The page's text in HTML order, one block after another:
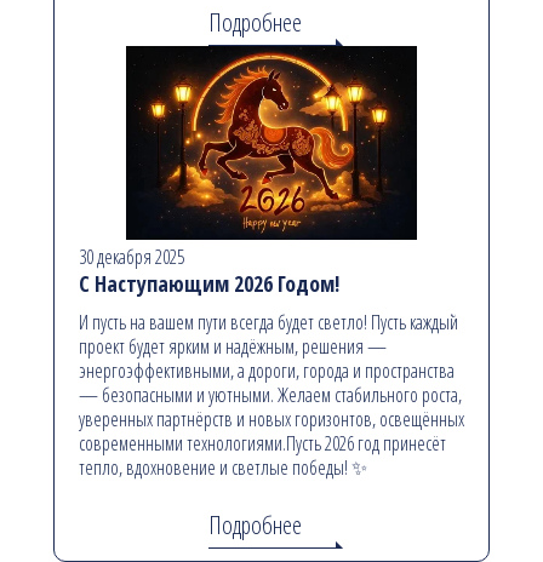
Подробнее
30 декабря 2025
С Наступающим 2026 Годом!
И пусть на вашем пути всегда будет светло! Пусть каждый
проект будет ярким и надёжным, решения —
энергоэффективными, а дороги, города и пространства
— безопасными и уютными. Желаем стабильного роста,
уверенных партнёрств и новых горизонтов, освещённых
современными технологиями.Пусть 2026 год принесёт
тепло, вдохновение и светлые победы! ✨
Подробнее